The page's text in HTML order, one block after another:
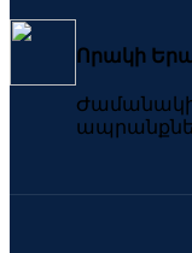
Որակի
Ժամանակի